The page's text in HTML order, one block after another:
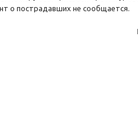
о пострадавших не сообщается.